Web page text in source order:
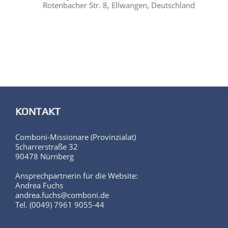
Rotenbacher Str. 8, Ellwangen, Deutschland
KONTAKT
Comboni-Missionare (Provinzialat)
Scharrerstraße 32
90478 Nürnberg
Ansprechpartnerin für die Website:
Andrea Fuchs
andrea.fuchs@comboni.de
Tel. (0049) 7961 9055-44